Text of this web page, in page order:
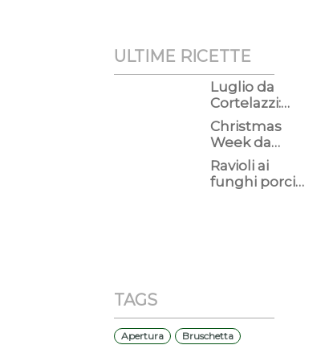
ULTIME RICETTE
Luglio da
Cortelazzi:
continua a
risparmiare
e vivi
un’estate
all’insegna
Christmas
Week da
Cortelazzi:
la
settimana
Ravioli ai
funghi porcini
TAGS
Apertura Bruschetta